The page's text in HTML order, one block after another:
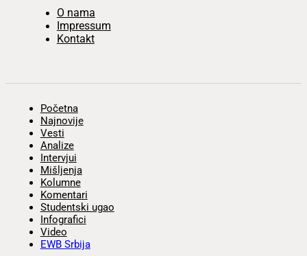
O nama
Impressum
Kontakt
Početna
Najnovije
Vesti
Analize
Intervjui
Mišljenja
Kolumne
Komentari
Studentski ugao
Infografici
Video
EWB Srbija